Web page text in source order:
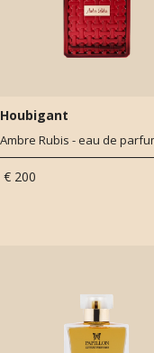
Houbigant
Ambre Rubis - eau de
€ 200